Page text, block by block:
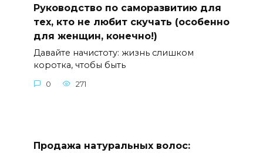
Руководство по саморазвитию для
тех, кто не любит скучать (особенно
для женщин, конечно!)
Давайте начистоту: жизнь слишком
коротка, чтобы быть
0 271
Продажа натуральных волос: